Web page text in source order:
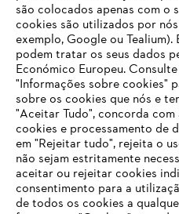
Empresa
FAQs Loja Online
Contacto
O SEU
ESTE WEBSITE
Está utilizar um navegador que
obter o melhor uso de nosso
para um dos seguintes
são colocados apenas com o
cookies são utilizados por
exemplo, Google ou
podem tratar os seus dados
Económico Europeu.
"Informações sobre cookies"
sobre os cookies que nós e
"Aceitar Tudo", concorda
cookies e processamento de
em "Rejeitar tudo", rejeita o
não sejam estritamente
aceitar ou rejeitar cookies
consentimento para a
de todos os cookies a